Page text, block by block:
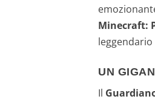
Minecraft:
UN
Il